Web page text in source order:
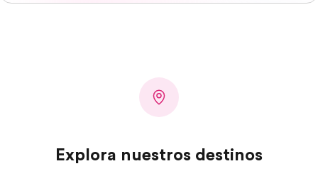
Explora nuestros destinos